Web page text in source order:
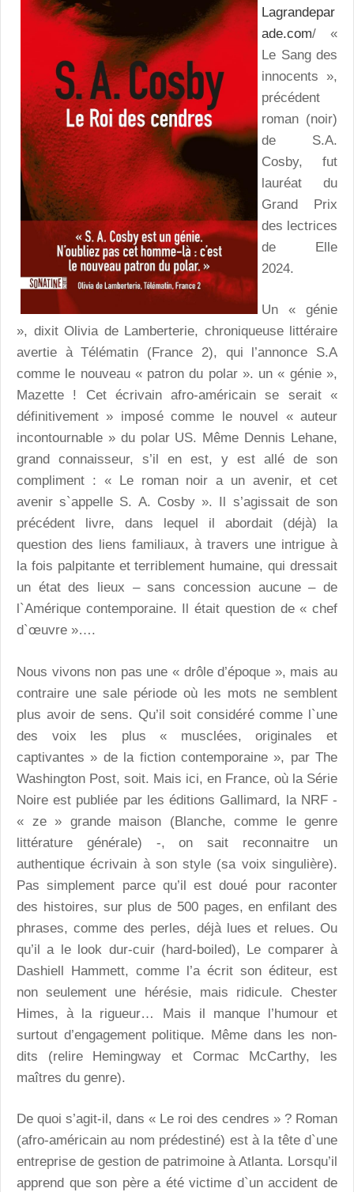
Lagrandepar
ade.com/ «
Le Sang des
innocents »,
précédent
roman (noir)
de S.A.
Cosby, fut
lauréat du
Grand Prix
des lectrices
de Elle
2024.
Un « génie
», dixit Olivia de Lamberterie, chroniqueuse littéraire
avertie à Télématin (France 2), qui l’annonce S.A
comme le nouveau « patron du polar ». un « génie »,
Mazette ! Cet écrivain afro-américain se serait «
définitivement » imposé comme le nouvel « auteur
incontournable » du polar US. Même Dennis Lehane,
grand connaisseur, s’il en est, y est allé de son
compliment : « Le roman noir a un avenir, et cet
avenir s`appelle S. A. Cosby ». Il s’agissait de son
précédent livre, dans lequel il abordait (déjà) la
question des liens familiaux, à travers une intrigue à
la fois palpitante et terriblement humaine, qui dressait
un état des lieux – sans concession aucune – de
l`Amérique contemporaine. Il était question de « chef
d`œuvre »….
Nous vivons non pas une « drôle d’époque », mais au
contraire une sale période où les mots ne semblent
plus avoir de sens. Qu’il soit considéré comme l`une
des voix les plus « musclées, originales et
captivantes » de la fiction contemporaine », par The
Washington Post, soit. Mais ici, en France, où la Série
Noire est publiée par les éditions Gallimard, la NRF -
« ze » grande maison (Blanche, comme le genre
littérature générale) -, on sait reconnaitre un
authentique écrivain à son style (sa voix singulière).
Pas simplement parce qu’il est doué pour raconter
des histoires, sur plus de 500 pages, en enfilant des
phrases, comme des perles, déjà lues et relues. Ou
qu’il a le look dur-cuir (hard-boiled), Le comparer à
Dashiell Hammett, comme l’a écrit son éditeur, est
non seulement une hérésie, mais ridicule. Chester
Himes, à la rigueur… Mais il manque l’humour et
surtout d’engagement politique. Même dans les non-
dits (relire Hemingway et Cormac McCarthy, les
maîtres du genre).
De quoi s’agit-il, dans « Le roi des cendres » ? Roman
(afro-américain au nom prédestiné) est à la tête d`une
entreprise de gestion de patrimoine à Atlanta. Lorsqu’il
apprend que son père a été victime d`un accident de